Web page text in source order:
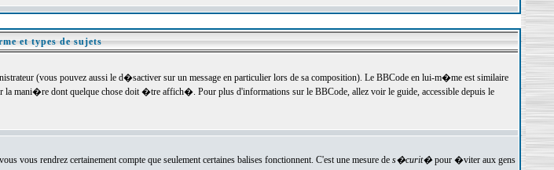
et types de sujets
(vous pouvez aussi le d�sactiver sur un message en particulier lors de sa composition). Le BBCode en lui-m�me est similaire
mani�re dont quelque chose doit �tre affich�. Pour plus d'informations sur le BBCode, allez voir le guide, accessible depuis le
rendrez certainement compte que seulement certaines balises fonctionnent. C'est une mesure de s�curit�pour �viter aux gens